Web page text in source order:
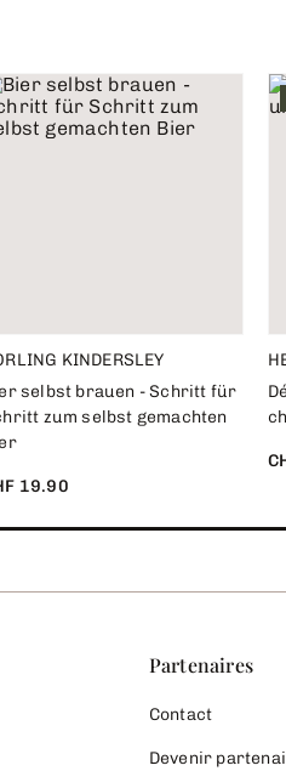
KINDERSLEY
selbst brauen - Schritt für
zum selbst gemachten
19.90
Partenaires
Contact
Devenir